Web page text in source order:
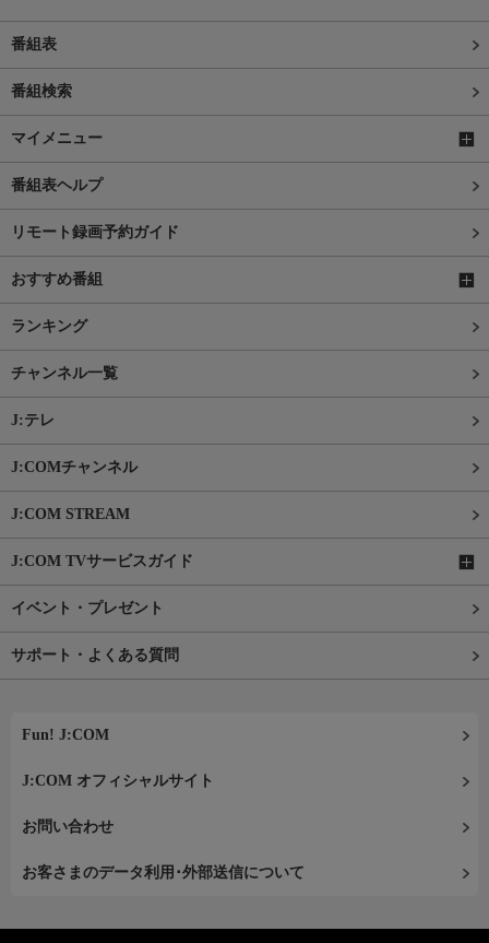
番組表
番組検索
マイメニュー
番組表ヘルプ
リモート録画予約ガイド
おすすめ番組
ランキング
チャンネル一覧
J:テレ
J:COMチャンネル
J:COM STREAM
J:COM TVサービスガイド
イベント・プレゼント
サポート・よくある質問
Fun! J:COM
J:COM オフィシャルサイト
お問い合わせ
お客さまのデータ利用･外部送信について